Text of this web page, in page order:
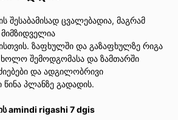
შესაბამისად ცვალებადია, მაგრამ
ზაფხულში და გაზაფხულზე რიგა
ხოლო შემოდგომასა და ზამთარში
და ადგილობრივი
წინა პლანზე გადადის.
amindi rigashi 7 dgis